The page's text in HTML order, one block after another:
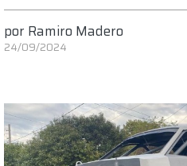
por Ramiro Madero
24/09/2024